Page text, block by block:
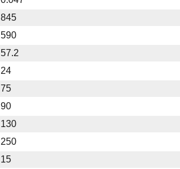
845
590
57.2
24
75
90
130
250
15